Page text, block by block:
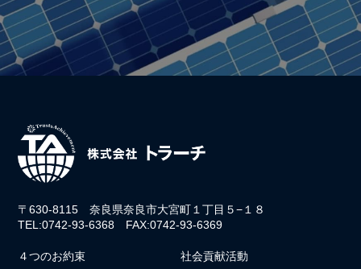
〒630-8115 奈良県奈良市大宮町１丁目５−１８
TEL:0742-93-6368 FAX:0742-93-6369
４つのお約束 社会貢献活動